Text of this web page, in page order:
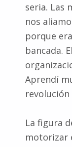
seria. Las
nos
porque
bancada.
Aprendí
La figura
motorizar